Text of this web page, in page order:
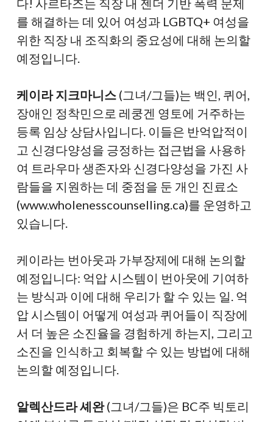
다! 사르타즈는 직장 내 젠더 기반 폭력 문제
를 해결하는 데 있어 여성과 LGBTQ+ 여성을
위한 직장 내 조직화의 중요성에 대해 논의할
예정입니다.
케이라 지크마니스 (그녀/그들)는 백인, 퀴어,
장애인 정착민으로 레쿵겐 영토에 거주하는
등록 임상 상담사입니다. 이들은 반억압적이
고 신경다양성을 긍정하는 접근법을 사용하
여 트라우마 생존자와 신경다양성을 가진 사
람들을 지원하는 데 중점을 둔 개인 진료소
(www.wholenesscounselling.ca)를 운영하고
있습니다.
케이라는 번아웃과 가부장제에 대해 논의할
예정입니다: 억압 시스템이 번아웃에 기여하
는 방식과 이에 대해 우리가 할 수 있는 일. 억
압 시스템이 어떻게 여성과 퀴어들이 직장에
서 더 높은 소진율을 경험하게 하는지, 그리고
소진을 인식하고 회복할 수 있는 방법에 대해
논의할 예정입니다.
알렉산드라 셰완(그녀/그들)은 BC주 빅토리